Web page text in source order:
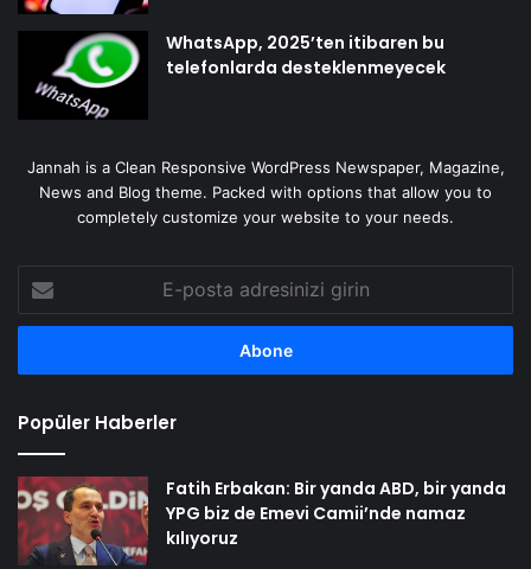
WhatsApp, 2025’ten itibaren bu
telefonlarda desteklenmeyecek
Jannah is a Clean Responsive WordPress Newspaper, Magazine,
News and Blog theme. Packed with options that allow you to
completely customize your website to your needs.
posta
adresinizi
Popüler Haberler
Fatih Erbakan: Bir yanda ABD, bir yanda
YPG biz de Emevi Camii’nde namaz
kılıyoruz